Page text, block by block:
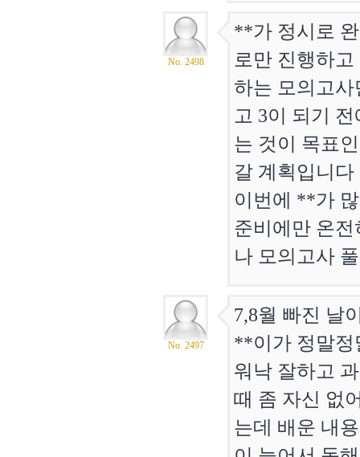
No. 2498
**가 정시로
로만 진행하
하는 모의고
고 3이 되기
는 것이 목표
갈 계획입니다
이번에 **가
준비에만 온
나 모의고사
No. 2497
7,8월 빠진 날
**이가 정말정
워낙 잘하고
때 좀 자신 없
는데 배운 내